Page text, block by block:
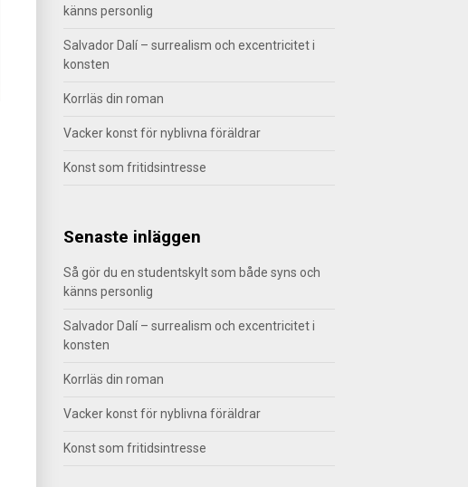
känns personlig
Salvador Dalí – surrealism och excentricitet i
konsten
Korrläs din roman
Vacker konst för nyblivna föräldrar
Konst som fritidsintresse
Senaste inläggen
Så gör du en studentskylt som både syns och
känns personlig
Salvador Dalí – surrealism och excentricitet i
konsten
Korrläs din roman
Vacker konst för nyblivna föräldrar
Konst som fritidsintresse